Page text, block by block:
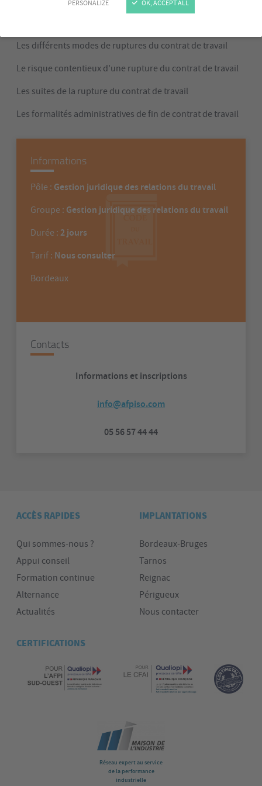
PERSONALIZE OK, ACCEPT ALL
Les différents modes de ruptures du contrat de travail
Le risque contentieux d'une rupture du contrat de travail
Les suites de la rupture du contrat de travail
Les formalités administratives de fin de contrat de travail
Informations
Pôle : Gestion juridique des relations du travail
Groupe : Gestion juridique des relations du travail
Durée : 2 jours
Tarif : Nous consulter
Bordeaux
Contacts
Informations et inscriptions
info@afpiso.com
05 56 57 44 44
ACCÈS RAPIDES
Qui sommes-nous ?
Appui conseil
Formation continue
Alternance
Actualités
IMPLANTATIONS
Bordeaux-Bruges
Tarnos
Reignac
Périgueux
Nous contacter
CERTIFICATIONS
Réseau expert au service
de la performance
industrielle